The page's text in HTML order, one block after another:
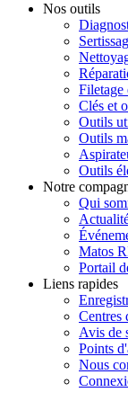
Nos outils
Filetage
Clés et
Outils
Outils
Outils
Notre
Qui
Matos
Portail
Liens rapides
Centres
Avis de
Points
Nous